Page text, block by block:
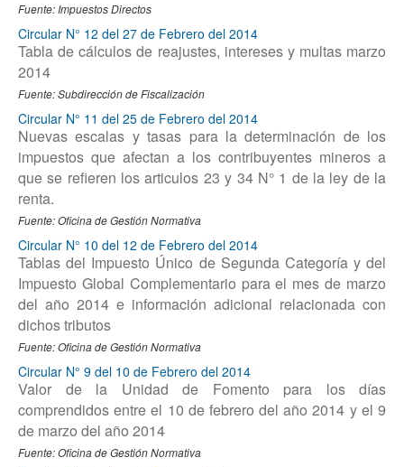
Fuente: Impuestos Directos
Circular N° 12 del 27 de Febrero del 2014
Tabla de cálculos de reajustes, intereses y multas marzo
2014
Fuente: Subdirección de Fiscalización
Circular N° 11 del 25 de Febrero del 2014
Nuevas escalas y tasas para la determinación de los
impuestos que afectan a los contribuyentes mineros a
que se refieren los articulos 23 y 34 N° 1 de la ley de la
renta.
Fuente: Oficina de Gestión Normativa
Circular N° 10 del 12 de Febrero del 2014
Tablas del Impuesto Único de Segunda Categoría y del
Impuesto Global Complementario para el mes de marzo
del año 2014 e información adicional relacionada con
dichos tributos
Fuente: Oficina de Gestión Normativa
Circular N° 9 del 10 de Febrero del 2014
Valor de la Unidad de Fomento para los días
comprendidos entre el 10 de febrero del año 2014 y el 9
de marzo del año 2014
Fuente: Oficina de Gestión Normativa